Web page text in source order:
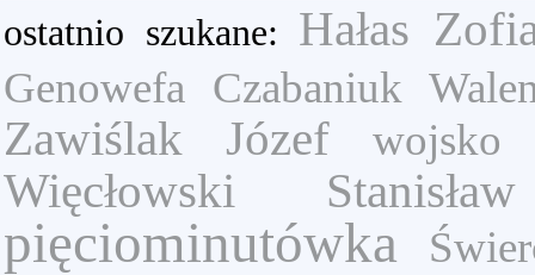
ostatnio szukane: Hałas
Genowefa Czabaniuk
Zawiślak Józef wojsko
Więcłowski Stanisław
pięciominutówka